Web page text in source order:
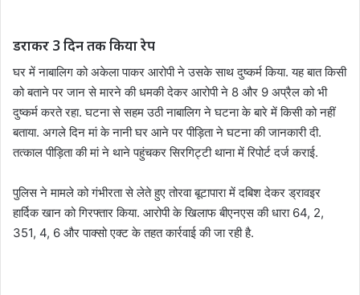
डराकर 3 दिन तक किया रेप
घर में नाबालिग को अकेला पाकर आरोपी ने उसके साथ दुष्कर्म किया. यह बात किसी
को बताने पर जान से मारने की धमकी देकर आरोपी ने 8 और 9 अप्रैल को भी
दुष्कर्म करते रहा. घटना से सहम उठी नाबालिग ने घटना के बारे में किसी को नहीं
बताया. अगले दिन मां के नानी घर आने पर पीड़िता ने घटना की जानकारी दी.
तत्काल पीड़िता की मां ने थाने पहुंचकर सिरगिट्टी थाना में रिपोर्ट दर्ज कराई.
पुलिस ने मामले को गंभीरता से लेते हुए तोरवा बूटापारा में दबिश देकर ड्रावइर
हार्दिक खान को गिरफ्तार किया. आरोपी के खिलाफ बीएनएस की धारा 64, 2,
351, 4, 6 और पाक्सो एक्ट के तहत कार्रवाई की जा रही है.